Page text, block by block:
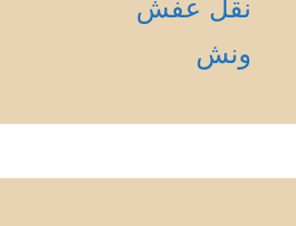
نقل عفش
ونش